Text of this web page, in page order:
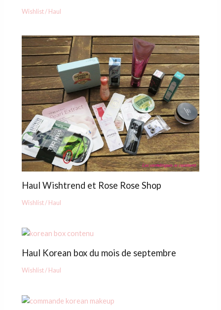
Wishlist / Haul
Haul Wishtrend et Rose Rose Shop
Wishlist / Haul
Haul Korean box du mois de septembre
Wishlist / Haul